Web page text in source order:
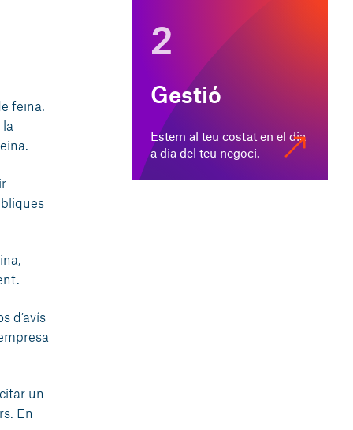
feina.
d’avís
un
En
2
Gestió
Estem al teu costat en el dia
a dia del teu negoci.